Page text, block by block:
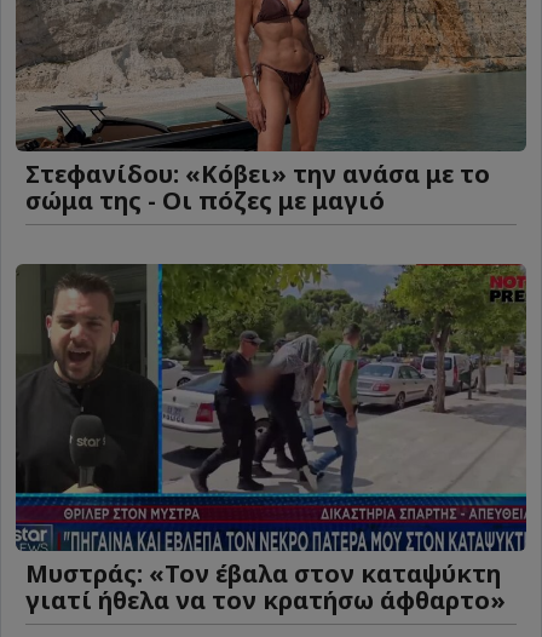
Στεφανίδου: «Κόβει» την ανάσα με το
σώμα της - Οι πόζες με μαγιό
Μυστράς: «Τον έβαλα στον καταψύκτη
γιατί ήθελα να τον κρατήσω άφθαρτο»